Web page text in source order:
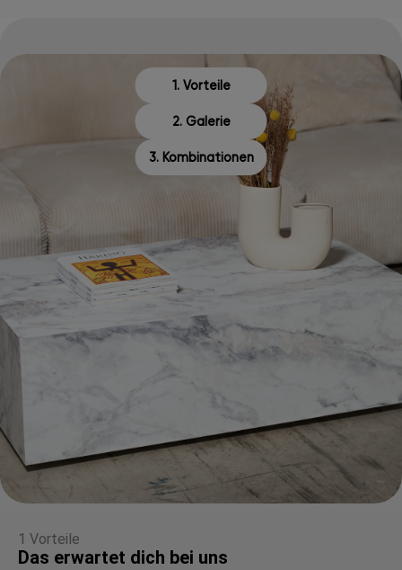
1. Vorteile
2. Galerie
3. Kombinationen
1 Vorteile
Das erwartet dich bei uns